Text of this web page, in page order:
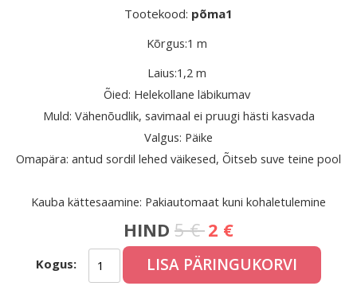
Tootekood: põma1
Kõrgus:1 m
Laius:1,2 m
Õied: Helekollane läbikumav
Muld: Vähenõudlik, savimaal ei pruugi hästi kasvada
Valgus: Päike
Omapära: antud sordil lehed väikesed, Õitseb suve teine pool
Kauba kättesaamine: Pakiautomaat kuni kohaletulemine
HIND 5 €2 €
Kogus: LISA PÄRINGUKORVI